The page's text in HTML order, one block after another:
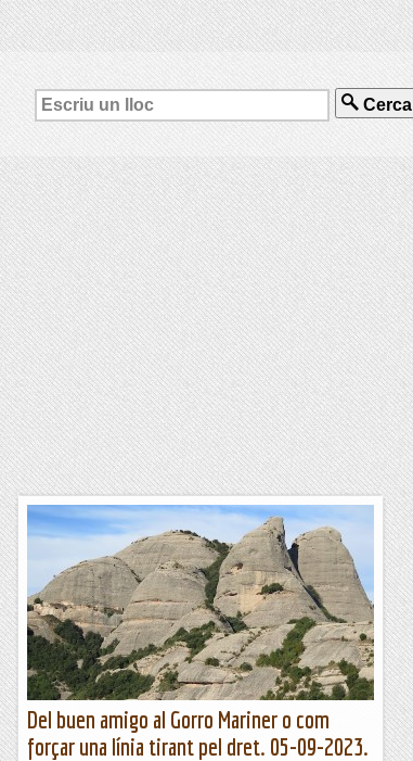
Cerca
Del buen amigo al Gorro Mariner o com
forçar una línia tirant pel dret. 05-09-2023.